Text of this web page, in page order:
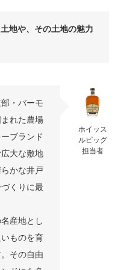
地や、その土地の魅力
ホイッス
ルピッグ
担当者
・バーモ
れた農場
ブランド
大な敷地
かな井戸
くりに最
産地とし
ものを育
その自由